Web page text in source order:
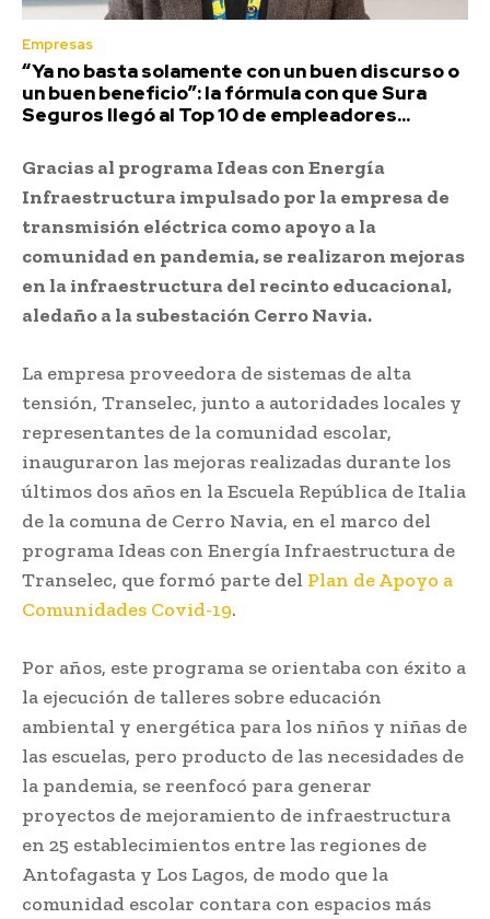
Empresas
“Ya no basta solamente con un buen discurso o
un buen beneficio”: la fórmula con que Sura
Seguros llegó al Top 10 de empleadores...
Gracias al programa Ideas con Energía
Infraestructura impulsado por la empresa de
transmisión eléctrica como apoyo a la
comunidad en pandemia, se realizaron mejoras
en la infraestructura del recinto educacional,
aledaño a la subestación Cerro Navia.
La empresa proveedora de sistemas de alta
tensión, Transelec, junto a autoridades locales y
representantes de la comunidad escolar,
inauguraron las mejoras realizadas durante los
últimos dos años en la Escuela República de Italia
de la comuna de Cerro Navia, en el marco del
programa Ideas con Energía Infraestructura de
Transelec, que formó parte del Plan de Apoyo a
Comunidades Covid-19.
Por años, este programa se orientaba con éxito a
la ejecución de talleres sobre educación
ambiental y energética para los niños y niñas de
las escuelas, pero producto de las necesidades de
la pandemia, se reenfocó para generar
proyectos de mejoramiento de infraestructura
en 25 establecimientos entre las regiones de
Antofagasta y Los Lagos, de modo que la
comunidad escolar contara con espacios más